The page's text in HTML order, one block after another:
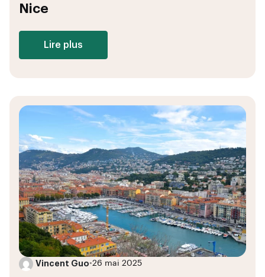
Nice
Lire plus
Vincent Guo•26 mai 2025